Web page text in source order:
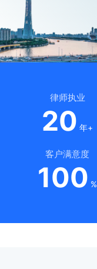
律师执业
20 年+
客户满意度
100 %